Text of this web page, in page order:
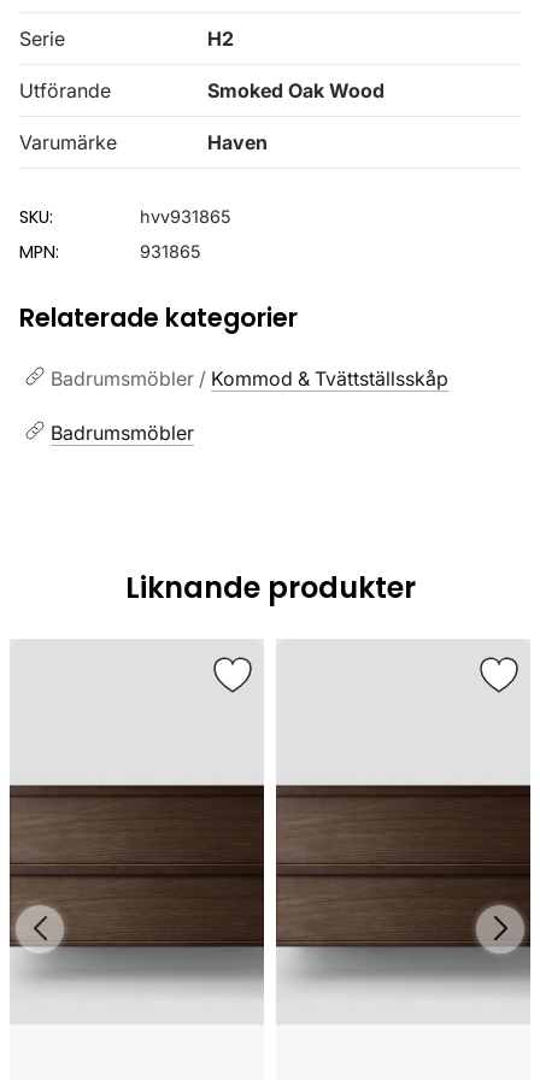
Serie H2
Utförande Smoked Oak Wood
Varumärke Haven
SKU: hvv931865
MPN: 931865
Relaterade kategorier
Badrumsmöbler / Kommod & Tvättställsskåp
Badrumsmöbler
Liknande produkter